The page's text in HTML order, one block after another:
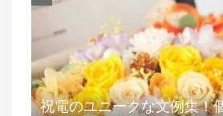
祝電のユニークな文例集！